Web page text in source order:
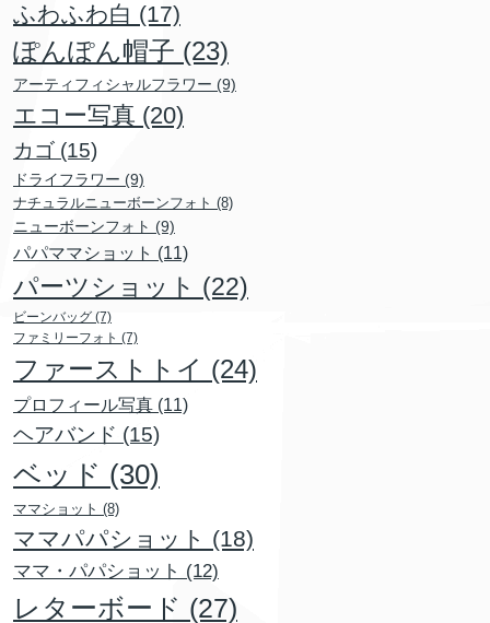
ふわふわ白 (17)
ぽんぽん帽子 (23)
アーティフィシャルフラワー (9)
エコー写真 (20)
カゴ (15)
ドライフラワー (9)
ナチュラルニューボーンフォト (8)
ニューボーンフォト (9)
パパママショット (11)
パーツショット (22)
ビーンバッグ (7)
ファミリーフォト (7)
ファーストトイ (24)
プロフィール写真 (11)
ヘアバンド (15)
ベッド (30)
ママショット (8)
ママパパショット (18)
ママ・パパショット (12)
レターボード (27)